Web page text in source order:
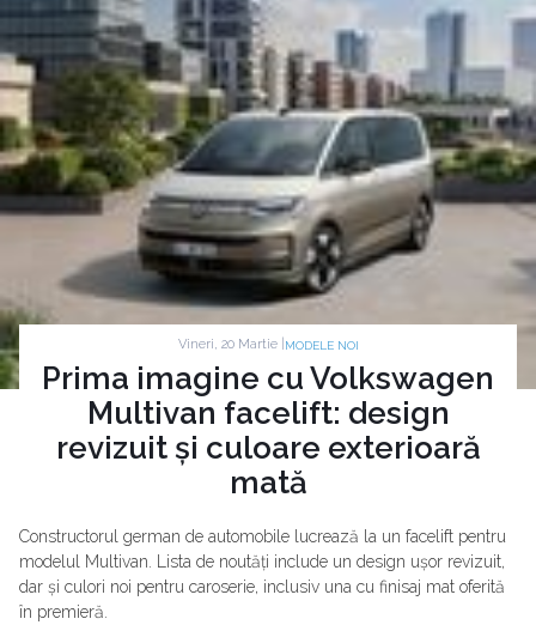
Vineri, 20 Martie | MODELE NOI
Prima imagine cu Volkswagen
Multivan facelift: design
revizuit și culoare exterioară
mată
Constructorul german de automobile lucrează la un facelift pentru
modelul Multivan. Lista de noutăți include un design ușor revizuit,
dar și culori noi pentru caroserie, inclusiv una cu finisaj mat oferită
în premieră.